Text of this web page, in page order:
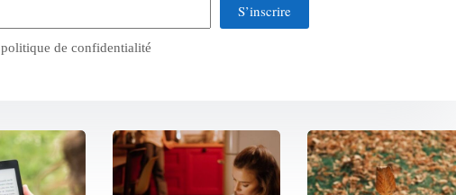
S’inscrire
politique de confidentialité